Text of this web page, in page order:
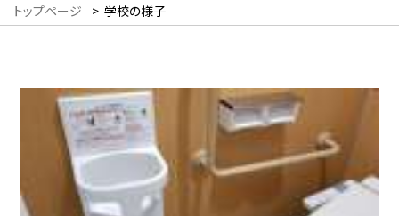
トップページ > 学校の様子